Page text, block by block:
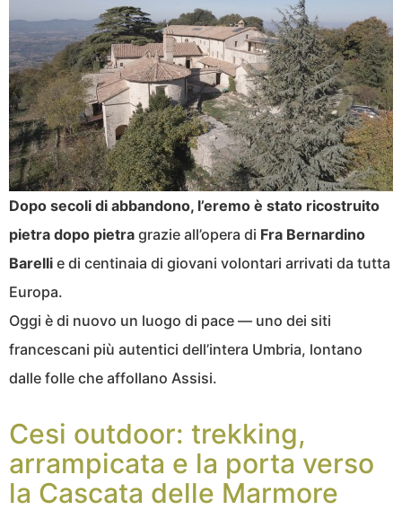
Dopo secoli di abbandono, l’eremo è stato ricostruito
pietra dopo pietra grazie all’opera di Fra Bernardino
Barelli e di centinaia di giovani volontari arrivati da tutta
Europa.
Oggi è di nuovo un luogo di pace — uno dei siti
francescani più autentici dell’intera Umbria, lontano
dalle folle che affollano Assisi.
Cesi outdoor: trekking,
arrampicata e la porta verso
la Cascata delle Marmore